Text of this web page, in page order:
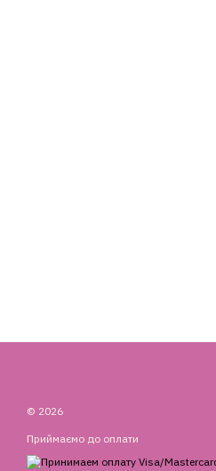
© 2026
Приймаємо до оплати